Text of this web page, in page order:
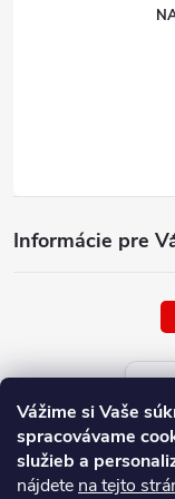
Vážime si Vaše
spracovávame
služieb a
nájdete na tejto
Informácie pre